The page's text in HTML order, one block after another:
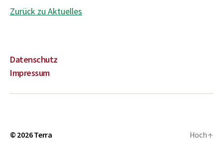
Zurück zu Aktuelles
Datenschutz
Impressum
© 2026Terra Hoch↑